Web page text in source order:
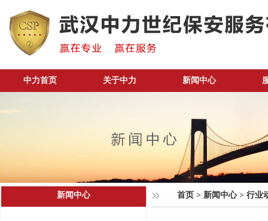
中力首页 关于中力 新闻中心
新闻中心 首页> 新闻中心> 行业